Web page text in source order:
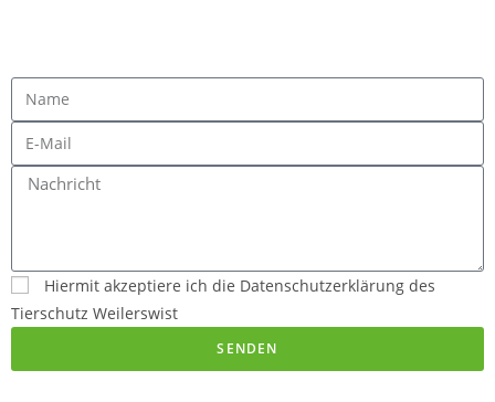
Hiermit akzeptiere ich die Datenschutzerklärung des
Tierschutz Weilerswist
SENDEN